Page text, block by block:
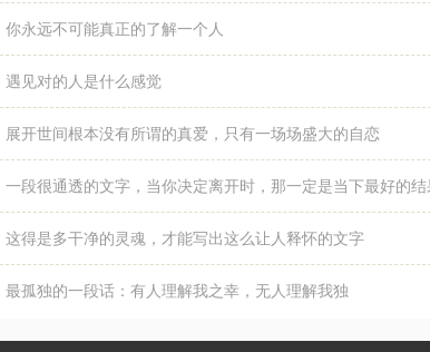
你永远不可能真正的了解一个人
遇见对的人是什么感觉
展开世间根本没有所谓的真爱，只有一场场盛大的自恋
一段很通透的文字，当你决定离开时，那一定是当下最好的结
这得是多干净的灵魂，才能写出这么让人释怀的文字
最孤独的一段话：有人理解我之幸，无人理解我独